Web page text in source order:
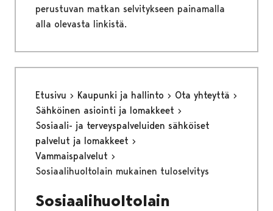
perustuvan matkan selvitykseen painamalla
alla olevasta linkistä.
Etusivu Kaupunki ja hallinto
Ota yhteyttä
Sähköinen asiointi ja lomakkeet
Sosiaali- ja terveyspalveluiden sähköiset
palvelut ja lomakkeet
Vammaispalvelut
Sosiaalihuoltolain mukainen tuloselvitys
Sosiaalihuoltolain